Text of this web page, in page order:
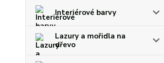
Interiérové barvy
Lazury a mořidla na
dřevo